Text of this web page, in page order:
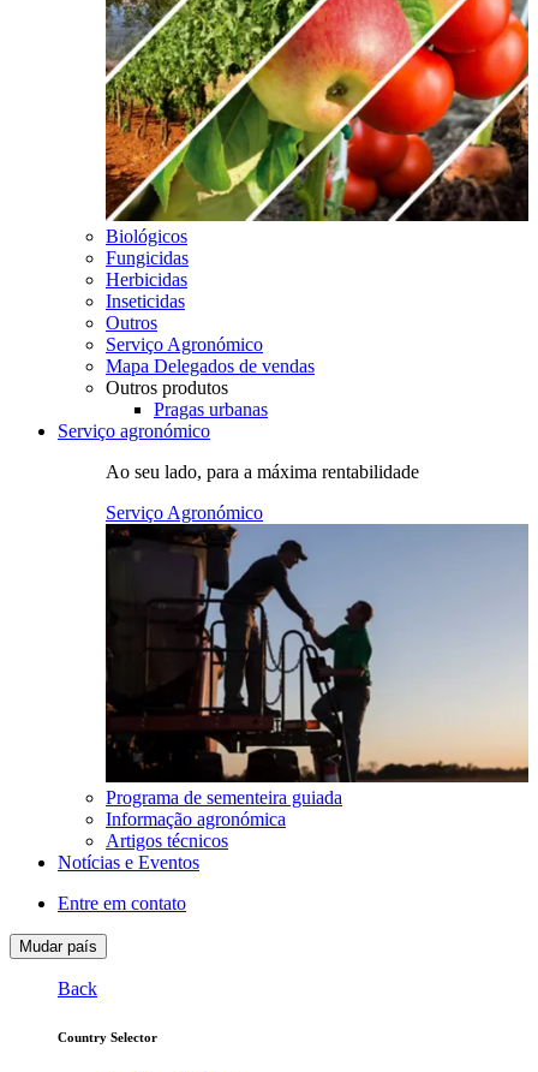
Biológicos
Fungicidas
Herbicidas
Inseticidas
Outros
Serviço Agronómico
Mapa Delegados de vendas
Outros produtos
Pragas urbanas
Serviço agronómico
Ao seu lado, para a máxima rentabilidade
Serviço Agronómico
Programa de sementeira guiada
Informação agronómica
Artigos técnicos
Notícias e Eventos
Entre em contato
Mudar país
Back
Country Selector